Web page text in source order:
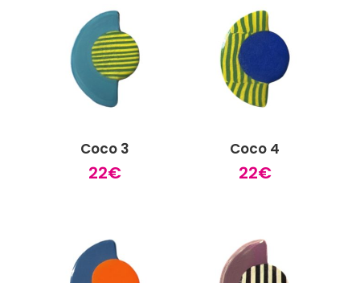
Coco 3
22€
Coco 4
22€